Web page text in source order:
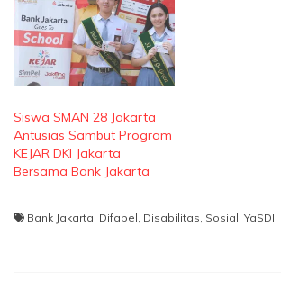
Siswa SMAN 28 Jakarta
Antusias Sambut Program
KEJAR DKI Jakarta
Bersama Bank Jakarta
Bank Jakarta, Difabel, Disabilitas, Sosial, YaSDI